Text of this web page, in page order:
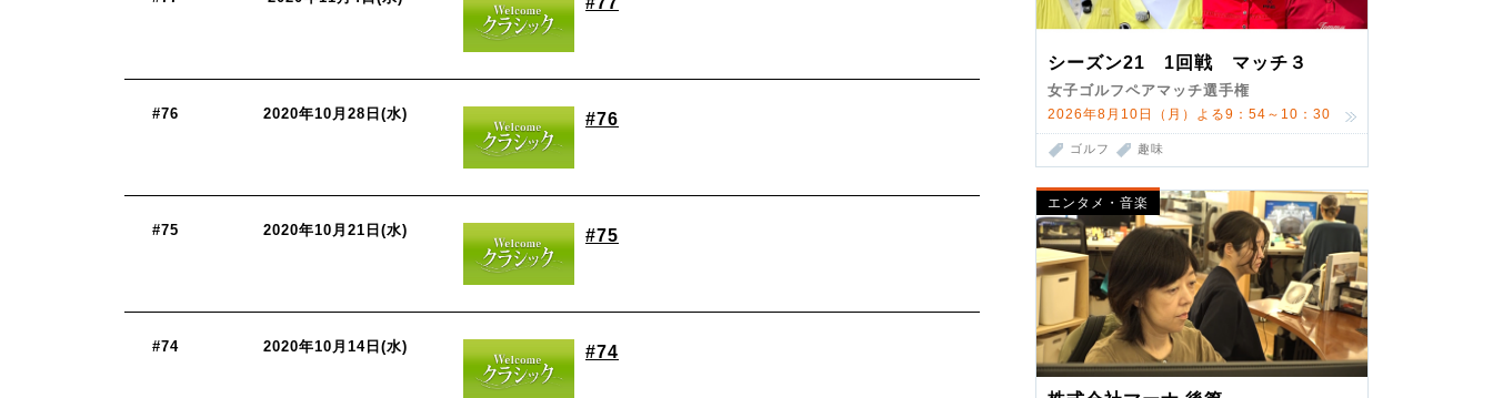
シーズン21 1回戦 マッチ３
女子ゴルフペアマッチ選手権
2026年8月10日（月）よる9：54～10：30
ゴルフ 趣味
エンタメ・音楽
#76 2020年10月28日(水) #76
#75 2020年10月21日(水) #75
#74 2020年10月14日(水) #74